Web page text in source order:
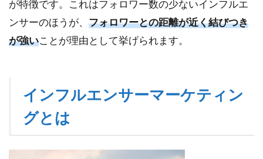
の
メ
ッ
ター
ゲテ
ィン
が特徴です。これはフォロワー数の少ないインフルエ
ンサーのほうが、 フォロワーとの距離が近く結びつき
が強いことが理由として挙げられます。
インフルエンサーマーケティン
グとは